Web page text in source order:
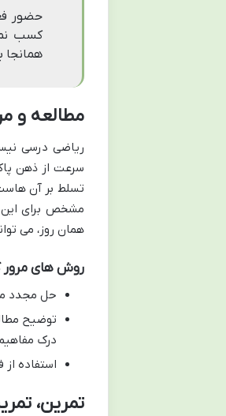
حضور
همانجا
مطالعه و
ریاضی درسی
سرعت از ذهن
تسلط بر آن
همان روز، می
روش های مرور
حل مجدد
توضیح
درک
استفاده
تمرین،